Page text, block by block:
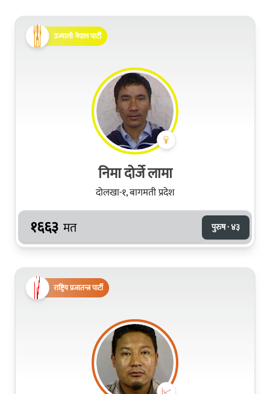
उज्यालो नेपाल पार्टी
निमा दोर्जे लामा
दोलखा-१, बागमती प्रदेश
१६६३ मत पुरुष · ४३
राष्ट्रिय प्रजातन्त्र पार्टी